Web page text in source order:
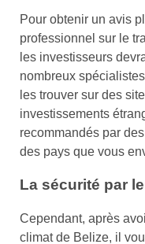
Pour obtenir un avis
professionnel sur le
les investisseurs
nombreux
les trouver sur des
investissements
recommandés par
des pays que vous
La sécurité par
Cependant, après
climat de Belize, il